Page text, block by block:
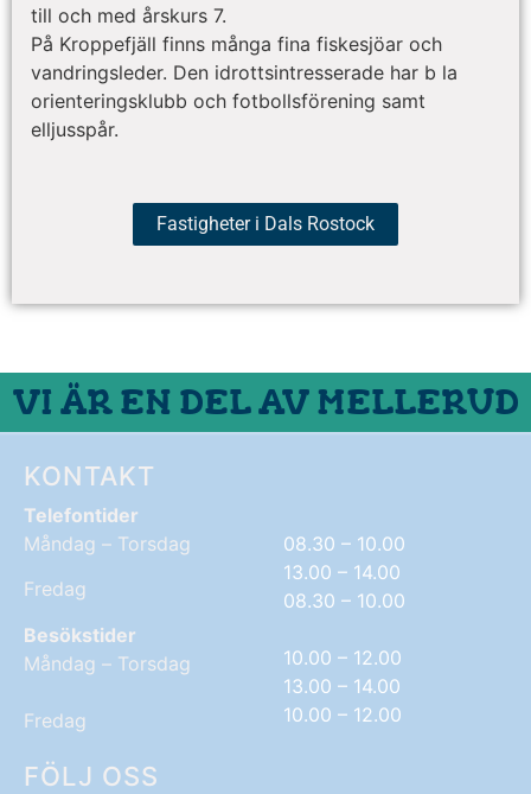
till och med årskurs 7.
På Kroppefjäll finns många fina fiskesjöar och
vandringsleder. Den idrottsintresserade har b la
orienteringsklubb och fotbollsförening samt
elljusspår.
Fastigheter i Dals Rostock
VI ÄR EN DEL AV MELLERUD
KONTAKT
Telefontider
Måndag – Torsdag
Fredag
Besökstider
Måndag – Torsdag
Fredag
08.30 – 10.00
13.00 – 14.00
08.30 – 10.00
10.00 – 12.00
13.00 – 14.00
10.00 – 12.00
FÖLJ OSS